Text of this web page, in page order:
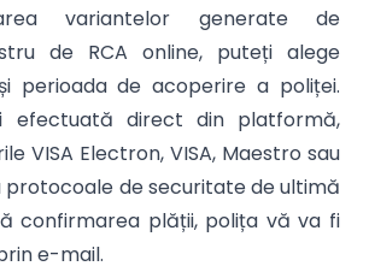
variantelor generate de
de RCA online, puteți alege
perioada de acoperire a poliței.
efectuată direct din platformă,
VISA Electron, VISA, Maestro sau
protocoale de securitate de ultimă
confirmarea plății, polița vă va fi
e-mail.